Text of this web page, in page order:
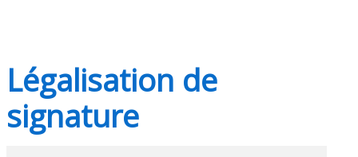
Légalisation de
signature